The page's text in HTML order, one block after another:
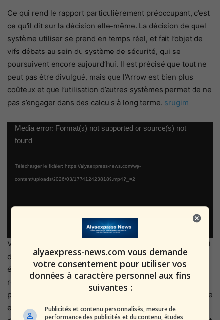
Ce qui rend le rapport particulièrement préoccupant, c’est
ce qu’il dit sur la décision elle-même. La décision de quel
système utiliser se prend en temps réel, et fait l’objet de
vifs débats au sein du système de sécurité, qui se
poursuivent encore aujourd’hui. Il est précisé que tout ne
peut pas être divulgué, mais que l’Arrow est bien plus
coûteux et que l’utilisation d’autres systèmes permet de ne
pas s’engager dans des calculs à long terme. srugim
Lecteur
vidéo
Media error: Format(s) not supported or source(s) not
found
Télécharger le fichier: https://alyaexpress-news.com/wp-
content/uploads/2026/03/1774124238189.mp4?_=2
Voilà le nœud du problème, exprimé avec une sobriété qui
dit tout : on choisit l’intercepteur moins cher pour ne pas
épuiser le stock de missiles Arrow, dont chaque unité
représente un investissement considérable et dont la
production prend du temps. C’est un arbitrage économique
et stratégique qui se traduit, au sol, par des rues jonchées
alyaexpress-news.com vous demande
votre consentement pour utiliser vos
données à caractère personnel aux fins
suivantes :
Publicités et contenu personnalisés, mesure de
performance des publicités et du contenu, études